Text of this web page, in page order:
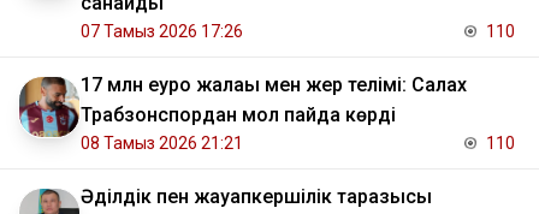
07 Тамыз 2026 17:26 110
17 млн еуро жалақы мен жер телімі: Салах
Трабзонспордан мол пайда көрді
08 Тамыз 2026 21:21 110
Әділдік пен жауапкершілік таразысы